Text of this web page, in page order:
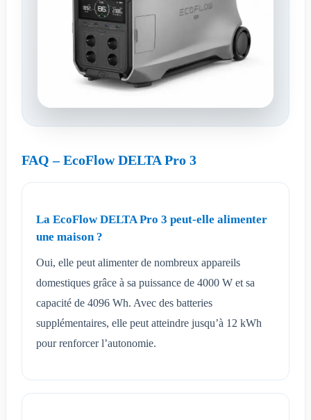
FAQ – EcoFlow DELTA Pro 3
La EcoFlow DELTA Pro 3 peut-elle alimenter
une maison ?
Oui, elle peut alimenter de nombreux appareils
domestiques grâce à sa puissance de 4000 W et sa
capacité de 4096 Wh. Avec des batteries
supplémentaires, elle peut atteindre jusqu’à 12 kWh
pour renforcer l’autonomie.